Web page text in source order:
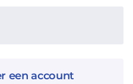
een account